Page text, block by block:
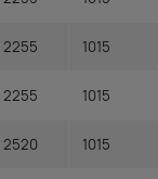
2255 1015
2255 1015
2520 1015